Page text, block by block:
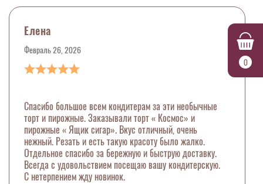
0
Елена
Февраль 26, 2026
Спасибо большое всем кондитерам за эти необычные
торт и пирожные. Заказывали торт « Космос» и
пирожные « Ящик сигар». Вкус отличный, очень
нежный. Резать и есть такую красоту было жалко.
Отдельное спасибо за бережную и быструю доставку.
Всегда с удовольствием посещаю вашу кондитерскую.
С нетерпением жду новинок.